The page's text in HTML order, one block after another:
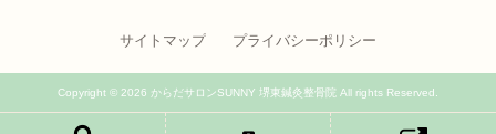
サイトマップ プライバシーポリシー
Copyright © 2026 からだサロンSUNNY 堺東鍼灸整骨院 All rights Reserved.